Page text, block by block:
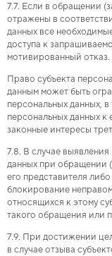
7.7. Если в обращении
отражены в
данных все
доступа к
мотивированный отказ.
Право субъекта
данным может быть
персональных данных,
персональных данных
законные интересы
7.8. В случае
данных при обращении
его представителя
блокирование
относящихся к этому
такого обращения или
7.9. При достижении
в случае отзыва